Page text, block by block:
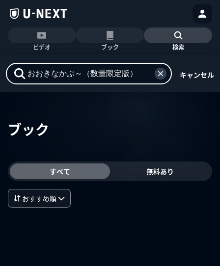
ビデオ ブック 検索
キャンセル
ブック
すべて 無料あり
おすすめ順